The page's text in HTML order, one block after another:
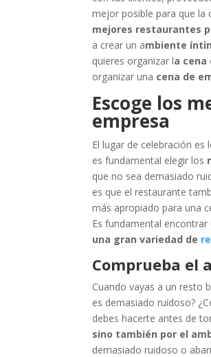
mejor posible para que la
mejores restaurantes
a crear un ambiente
quieres organizar la
organizar una cena de
Escoge los
empresa
El lugar de celebración es
es fundamental elegir los
que no sea demasiado
es que el restaurante
más apropiado para una
Es fundamental
una gran variedad de
Comprueba el
Cuando vayas a un resto
es demasiado ruidoso?
debes hacerte antes de
sino también por el
demasiado ruidoso o